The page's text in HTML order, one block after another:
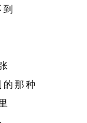
那种